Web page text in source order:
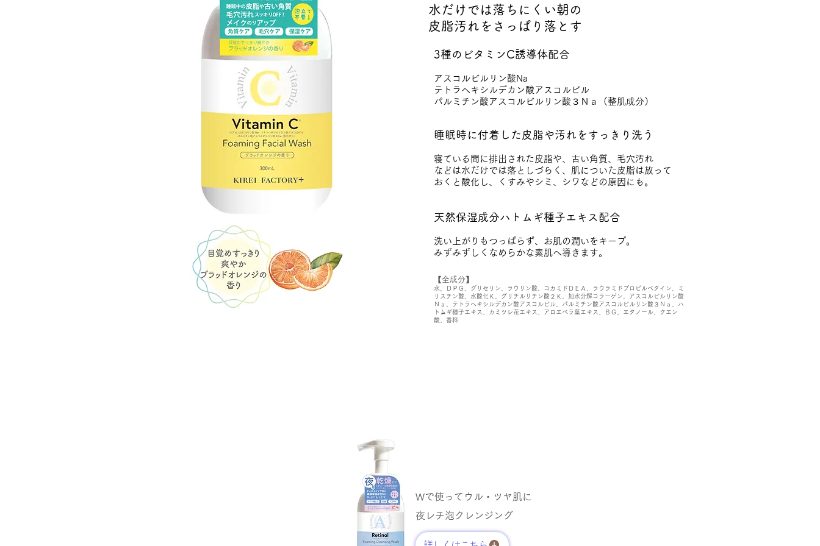
水だけでは落ちにくい朝の
皮脂汚れをさっぱり落とす
3種のビタミンC誘導体配合
アスコルビルリン酸Na
テトラヘキシルデカン酸アスコルビル
パルミチン酸アスコルビルリン酸３Ｎａ（整肌成分）
睡眠時に付着した皮脂や汚れをすっきり洗う
寝ている間に排出された皮脂や、古い角質、毛穴汚れ
などは水だけでは落としづらく、肌についた皮脂は放って
おくと酸化し、くすみやシミ、シワなどの原因にも。
天然保湿成分ハトムギ種子エキス配合
洗い上がりもつっぱらず、お肌の潤いをキープ。
みずみずしくなめらかな素肌へ導きます。
【全成分】
水、ＤＰＧ、グリセリン、ラウリン酸、コカミドＤＥＡ、ラウラミドプロピルベタイン、ミ
リスチン酸、水酸化Ｋ、グリチルリチン酸２Ｋ、加水分解コラーゲン、アスコルビルリン酸
Ｎａ、テトラヘキシルデカン酸アスコルビル、パルミチン酸アスコルビルリン酸３Ｎａ、ハ
トムギ種子エキス、カミツレ花エキス、アロエベラ葉エキス、ＢＧ、エタノール、クエン
酸、香料
夜レチ泡クレンジング
Wで使ってウル・ツヤ肌に